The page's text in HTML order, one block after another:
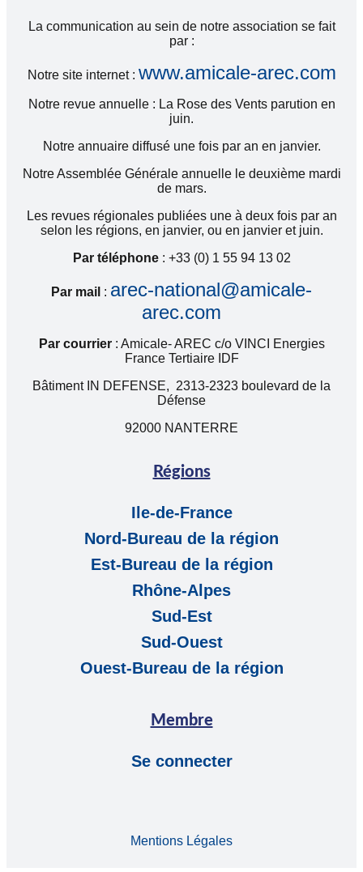
La communication au sein de notre association se fait
par :
Notre site internet : www.amicale-arec.com
Notre revue annuelle : La Rose des Vents parution en
juin.
Notre annuaire diffusé une fois par an en janvier.
Notre Assemblée Générale annuelle le deuxième mardi
de mars.
Les revues régionales publiées une à deux fois par an
selon les régions, en janvier, ou en janvier et juin.
Par téléphone: +33 (0) 1 55 94 13 02
Par mail : arec-national@amicale-
arec.com
Par courrier: Amicale- AREC c/o VINCI Energies
France Tertiaire IDF
Bâtiment IN DEFENSE, 2313-2323 boulevard de la
Défense
92000 NANTERRE
Régions
Ile-de-France
Nord-Bureau de la région
Est-Bureau de la région
Rhône-Alpes
Sud-Est
Sud-Ouest
Ouest-Bureau de la région
Membre
Se connecter
Mentions Légales